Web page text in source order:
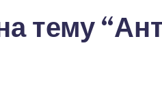
тему